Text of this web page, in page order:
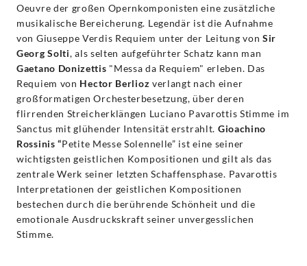
Oeuvre der großen Opernkomponisten eine zusätzliche
musikalische Bereicherung. Legendär ist die Aufnahme
von Giuseppe Verdis Requiem unter der Leitung vonSir
Georg Solti, als selten aufgeführter Schatz kann man
Gaetano Donizettis "Messa da Requiem" erleben. Das
Requiem von Hector Berlioz verlangt nach einer
großformatigen Orchesterbesetzung, über deren
flirrenden Streicherklängen Luciano Pavarottis Stimme im
Sanctus mit glühender Intensität erstrahlt. Gioachino
Rossinis “Petite Messe Solennelle” ist eine seiner
wichtigsten geistlichen Kompositionen und gilt als das
zentrale Werk seiner letzten Schaffensphase. Pavarottis
Interpretationen der geistlichen Kompositionen
bestechen durch die berührende Schönheit und die
emotionale Ausdruckskraft seiner unvergesslichen
Stimme.